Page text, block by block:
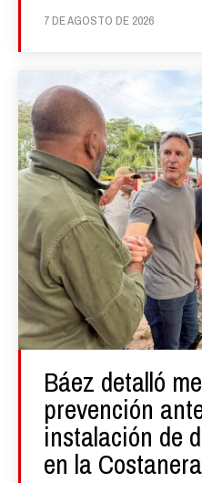
7 DE AGOSTO DE 2026
Báez detalló
prevención
instalación de
en la Costanera